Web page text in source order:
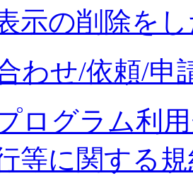
示の削除を
わせ/依頼/申
ログラム利
等に関する